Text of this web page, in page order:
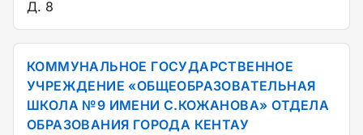
Д. 8
КОММУНАЛЬНОЕ ГОСУДАРСТВЕННОЕ
УЧРЕЖДЕНИЕ «ОБЩЕОБРАЗОВАТЕЛЬНАЯ
ШКОЛА №9 ИМЕНИ С.КОЖАНОВА» ОТДЕЛА
ОБРАЗОВАНИЯ ГОРОДА КЕНТАУ